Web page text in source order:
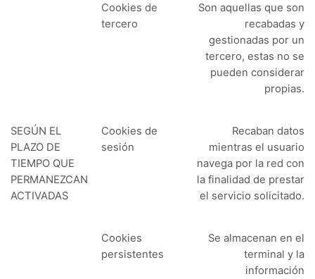
Cookies de
tercero
Son aquellas que son
recabadas y
gestionadas por un
tercero, estas no se
pueden considerar
propias.
SEGÚN EL
PLAZO DE
TIEMPO QUE
PERMANEZCAN
ACTIVADAS
Cookies de
sesión
Recaban datos
mientras el usuario
navega por la red con
la finalidad de prestar
el servicio solicitado.
Cookies
persistentes
Se almacenan en el
terminal y la
información